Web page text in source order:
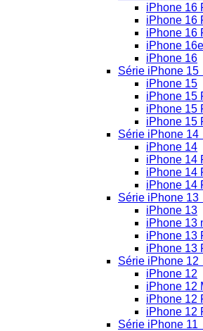
iPhone 16
iPhone 16
iPhone 16
iPhone 16e
iPhone 16
Série iPhone 15
iPhone 15
iPhone 15
iPhone 15
iPhone 15
Série iPhone 14
iPhone 14
iPhone 14
iPhone 14
iPhone 14
Série iPhone 13
iPhone 13
iPhone 13
iPhone 13
iPhone 13
Série iPhone 12
iPhone 12
iPhone 12
iPhone 12
iPhone 12
Série iPhone 11